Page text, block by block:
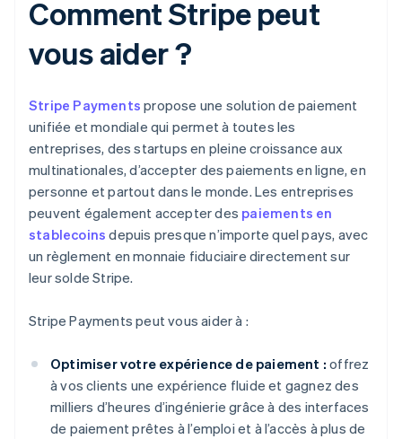
Comment Stripe peut
vous aider ?
Stripe Payments propose une solution de paiement
unifiée et mondiale qui permet à toutes les
entreprises, des startups en pleine croissance aux
multinationales, d’accepter des paiements en ligne, en
personne et partout dans le monde. Les entreprises
peuvent également accepter des paiements en
stablecoins depuis presque n’importe quel pays, avec
un règlement en monnaie fiduciaire directement sur
leur solde Stripe.
Stripe Payments peut vous aider à :
Optimiser votre expérience de paiement : offrez
à vos clients une expérience fluide et gagnez des
milliers d’heures d’ingénierie grâce à des interfaces
de paiement prêtes à l’emploi et à l’accès à plus de